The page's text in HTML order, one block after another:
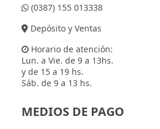
(0387) 155 013338
Depósito y Ventas
Horario de atención:
Lun. a Vie. de 9 a 13hs.
y de 15 a 19 hs.
Sáb. de 9 a 13 hs.
MEDIOS DE PAGO